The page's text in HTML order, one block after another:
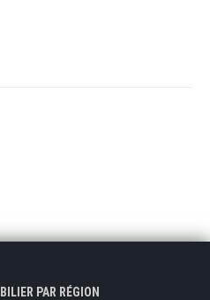
PAR RÉGION